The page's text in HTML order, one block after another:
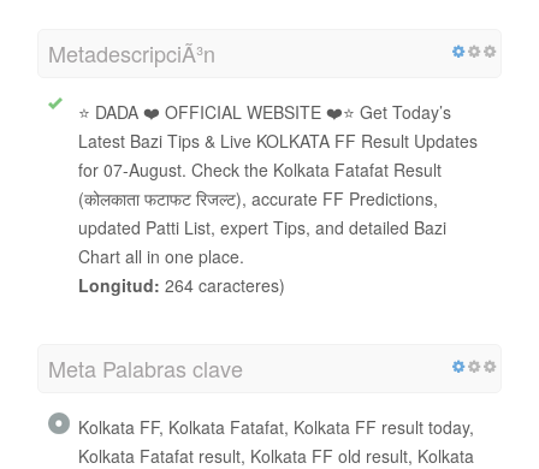
MetadescripciÃ³n
⭐ DADA ❤️ OFFICIAL WEBSITE ❤️⭐ Get Today’s
Latest Bazi Tips & Live KOLKATA FF Result Updates
for 07-August. Check the Kolkata Fatafat Result
(कोलकाता फटाफट रिजल्ट), accurate FF Predictions,
updated Patti List, expert Tips, and detailed Bazi
Chart all in one place.
Longitud: 264 caracteres)
Meta Palabras clave
Kolkata FF, Kolkata Fatafat, Kolkata FF result today,
Kolkata Fatafat result, Kolkata FF old result, Kolkata